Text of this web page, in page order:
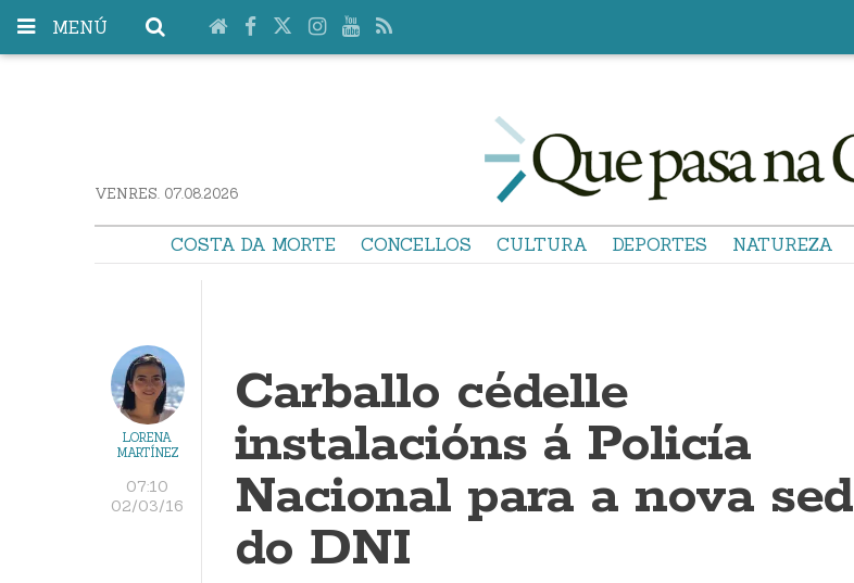
MENÚ
VENRES. 07.08.2026
COSTA DA MORTE CONCELLOS CULTURA DEPORTES NATUREZA
LORENA
MARTÍNEZ
07:10
02/03/16
Carballo cédelle
instalacións á Policía
Nacional para a nova
do DNI